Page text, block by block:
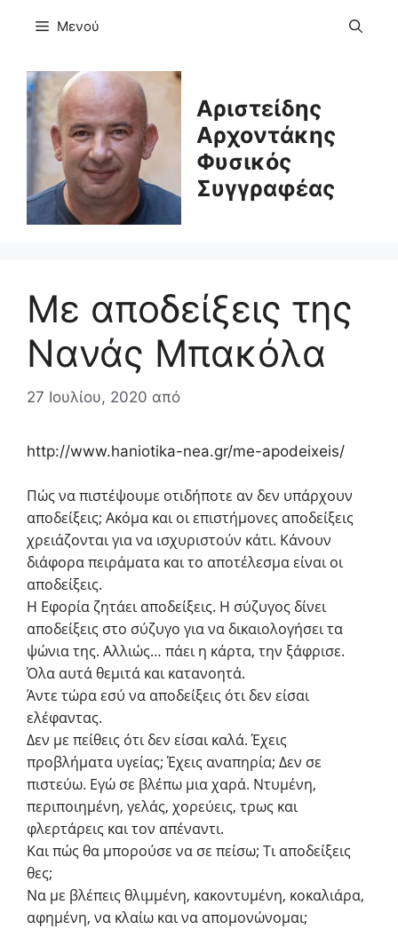
Μενού
Αριστείδης
Αρχοντάκης
Φυσικός
Συγγραφέας
Με αποδείξεις της
Νανάς Μπακόλα
27 Ιουλίου, 2020 από
http://www.haniotika-nea.gr/me-apodeixeis/
Πώς να πιστέψουμε οτιδήποτε αν δεν υπάρχουν
αποδείξεις; Ακόμα και οι επιστήμονες αποδείξεις
χρειάζονται για να ισχυριστούν κάτι. Κάνουν
διάφορα πειράματα και το αποτέλεσμα είναι οι
αποδείξεις.
Η Εφορία ζητάει αποδείξεις. Η σύζυγος δίνει
αποδείξεις στο σύζυγο για να δικαιολογήσει τα
ψώνια της. Αλλιώς… πάει η κάρτα, την ξάφρισε.
Όλα αυτά θεμιτά και κατανοητά.
Άντε τώρα εσύ να αποδείξεις ότι δεν είσαι
ελέφαντας.
Δεν με πείθεις ότι δεν είσαι καλά. Έχεις
προβλήματα υγείας; Έχεις αναπηρία; Δεν σε
πιστεύω. Εγώ σε βλέπω μια χαρά. Ντυμένη,
περιποιημένη, γελάς, χορεύεις, τρως και
φλερτάρεις και τον απέναντι.
Και πώς θα μπορούσε να σε πείσω; Τι αποδείξεις
θες;
Να με βλέπεις θλιμμένη, κακοντυμένη, κοκαλιάρα,
αφημένη, να κλαίω και να απομονώνομαι;